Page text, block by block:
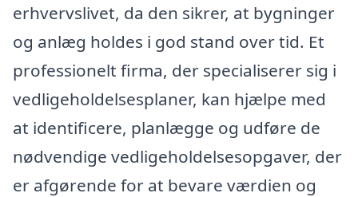
erhvervslivet, da den sikrer, at bygninger
og anlæg holdes i god stand over tid. Et
professionelt firma, der specialiserer sig i
vedligeholdelsesplaner, kan hjælpe med
at identificere, planlægge og udføre de
nødvendige vedligeholdelsesopgaver, der
er afgørende for at bevare værdien og